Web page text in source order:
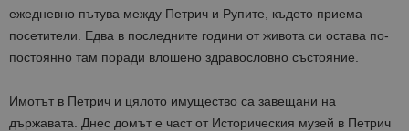
ежедневно пътува между Петрич и Рупите, където приема
посетители. Едва в последните години от живота си остава по-
постоянно там поради влошено здравословно състояние.
Имотът в Петрич и цялото имущество са завещани на
държавата. Днес домът е част от Историческия музей в Петрич